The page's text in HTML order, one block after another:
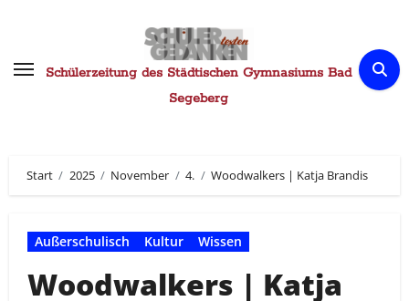
springenSchülerzeitung des Städtischen Gymnasiums Bad
Segeberg
Start 2025 November 4. Woodwalkers | Katja Brandis
Außerschulisch Kultur Wissen
Woodwalkers | Katja